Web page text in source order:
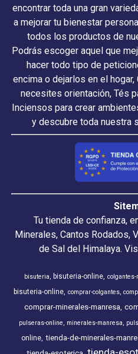
encontrar toda una gran
a mejorar tu bienestar
todos los productos de
Podrás escoger aquel que
hacer todo tipo de
encima o dejarlos en el
necesites orientación, Tés
Inciensos para crear
y descubre toda nuestra
Tu tienda de confianza,
Minerales, Cantos Rodados,
de Sal del Himalaya.
bisuteria bisuteria-online
bisuteria-online comprar-colgantes
comprar-minerales-manresa
pulseras-online
minerales-manresa
online tienda-de-minerales-